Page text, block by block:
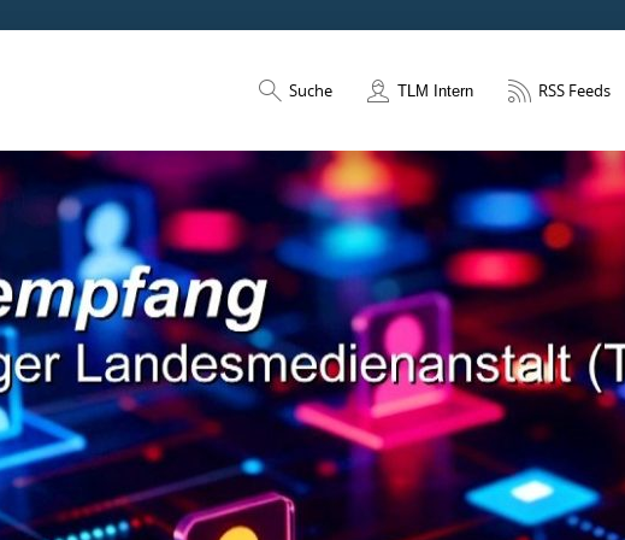
Suche TLM Intern RSS Feeds